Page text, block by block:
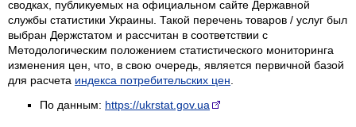
сводках, публикуемых на официальном сайте Державной
службы статистики Украины. Такой перечень товаров / услуг был
выбран Держстатом и рассчитан в соответствии с
Методологическим положением статистического мониторинга
изменения цен, что, в свою очередь, является первичной базой
для расчета индекса потребительских цен
По данным: https://ukrstat.gov.ua